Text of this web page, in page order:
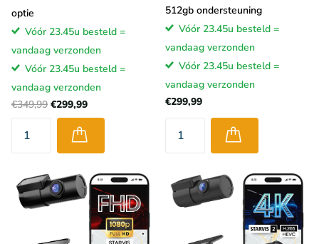
optie
Vóór 23.45u besteld =
vandaag verzonden
Vóór 23.45u besteld =
vandaag verzonden
€349,99 €299,99
512gb ondersteuning
Vóór 23.45u besteld =
vandaag verzonden
Vóór 23.45u besteld =
vandaag verzonden
€299,99